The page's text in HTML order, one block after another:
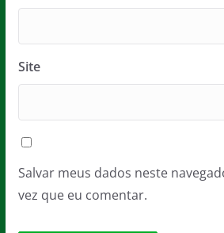
Site
Salvar meus dados neste
vez que eu comentar.